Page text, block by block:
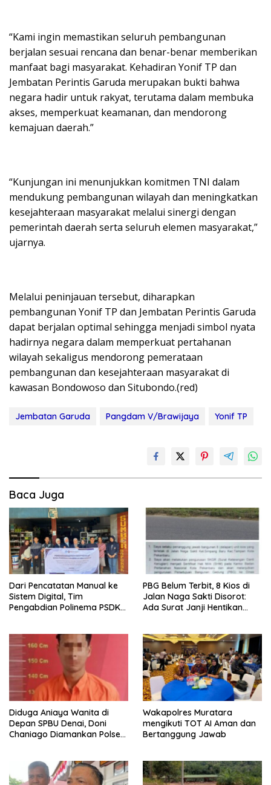
“Kami ingin memastikan seluruh pembangunan
berjalan sesuai rencana dan benar-benar memberikan
manfaat bagi masyarakat. Kehadiran Yonif TP dan
Jembatan Perintis Garuda merupakan bukti bahwa
negara hadir untuk rakyat, terutama dalam membuka
akses, memperkuat keamanan, dan mendorong
kemajuan daerah.”
“Kunjungan ini menunjukkan komitmen TNI dalam
mendukung pembangunan wilayah dan meningkatkan
kesejahteraan masyarakat melalui sinergi dengan
pemerintah daerah serta seluruh elemen masyarakat,”
ujarnya.
Melalui peninjauan tersebut, diharapkan
pembangunan Yonif TP dan Jembatan Perintis Garuda
dapat berjalan optimal sehingga menjadi simbol nyata
hadirnya negara dalam memperkuat pertahanan
wilayah sekaligus mendorong pemerataan
pembangunan dan kesejahteraan masyarakat di
kawasan Bondowoso dan Situbondo.(red)
Jembatan Garuda Pangdam V/Brawijaya Yonif TP
Baca Juga
Dari Pencatatan Manual ke
Sistem Digital, Tim
Pengabdian Polinema PSDKU
PBG Belum Terbit, 8 Kios di
Jalan Naga Sakti Disorot:
Ada Surat Janji Hentikan
Diduga Aniaya Wanita di
Depan SPBU Denai, Doni
Chaniago Diamankan Polsek
Wakapolres Muratara
mengikuti TOT AI Aman dan
Bertanggung Jawab